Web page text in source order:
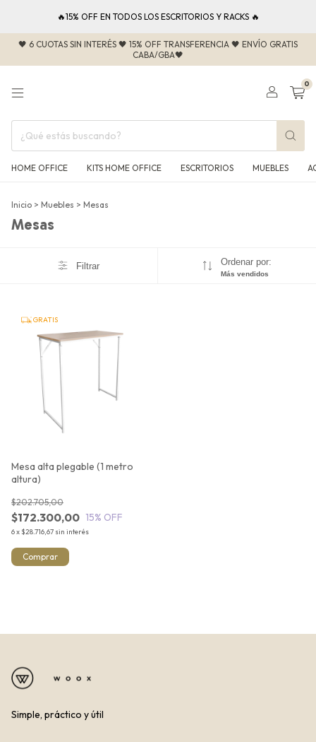
🔥15% OFF EN TODOS LOS ESCRITORIOS Y RACKS 🔥
🖤 6 CUOTAS SIN INTERÉS 🖤 15% OFF TRANSFERENCIA 🖤 ENVÍO GRATIS
CABA/GBA🖤
0
HOME OFFICE KITS HOME OFFICE ESCRITORIOS MUEBLES
Inicio > Muebles > Mesas
Mesas
Filtrar Ordenar por:
Más vendidos
GRATIS
Mesa alta plegable (1 metro
altura)
$172.300,00
$202.705,00
15% OFF
6x $28.716,67 sin interés
Comprar
Simple, práctico y útil